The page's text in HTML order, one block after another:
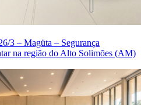
3 – Magüta – Segurança
na região do Alto Solimões (AM)